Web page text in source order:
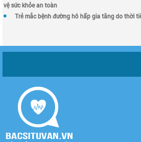
vệ sức khỏe an toàn
Trẻ mắc bệnh đường hô hấp gia tăng do thời